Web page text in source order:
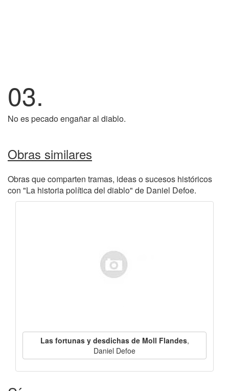
03.
No es pecado engañar al diablo.
Obras similares
Obras que comparten tramas, ideas o sucesos históricos
con "La historia política del diablo" de Daniel Defoe.
Las fortunas y desdichas de Moll Flandes,
Daniel Defoe